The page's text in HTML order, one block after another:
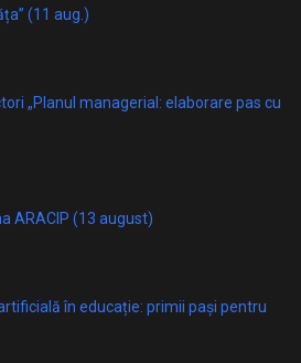
(11 aug.)
„Planul managerial: elaborare pas cu
ARACIP (13 august)
în educație: primii pași pentru